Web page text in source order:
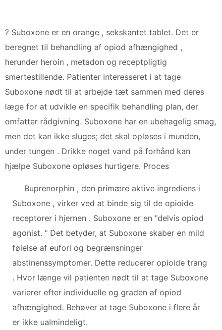
? Suboxone er en orange , sekskantet tablet. Det er
beregnet til behandling af opiod afhængighed ,
herunder heroin , metadon og receptpligtig
smertestillende. Patienter interesseret i at tage
Suboxone nødt til at arbejde tæt sammen med deres
læge for at udvikle en specifik behandling plan, der
omfatter rådgivning. Suboxone har en ubehagelig smag,
men det kan ikke sluges; det skal opløses i munden,
under tungen . Drikke noget vand på forhånd kan
hjælpe Suboxone opløses hurtigere. Proces
Buprenorphin , den primære aktive ingrediens i
Suboxone , virker ved at binde sig til de opioide
receptorer i hjernen . Suboxone er en "delvis opiod
agonist. " Det betyder, at Suboxone skaber en mild
følelse af eufori og begrænsninger
abstinenssymptomer. Dette reducerer opioide trang
. Hvor længe vil patienten nødt til at tage Suboxone
varierer efter individuelle og graden af ​​opiod
afhængighed. Behøver at tage Suboxone i flere år
er ikke ualmindeligt.